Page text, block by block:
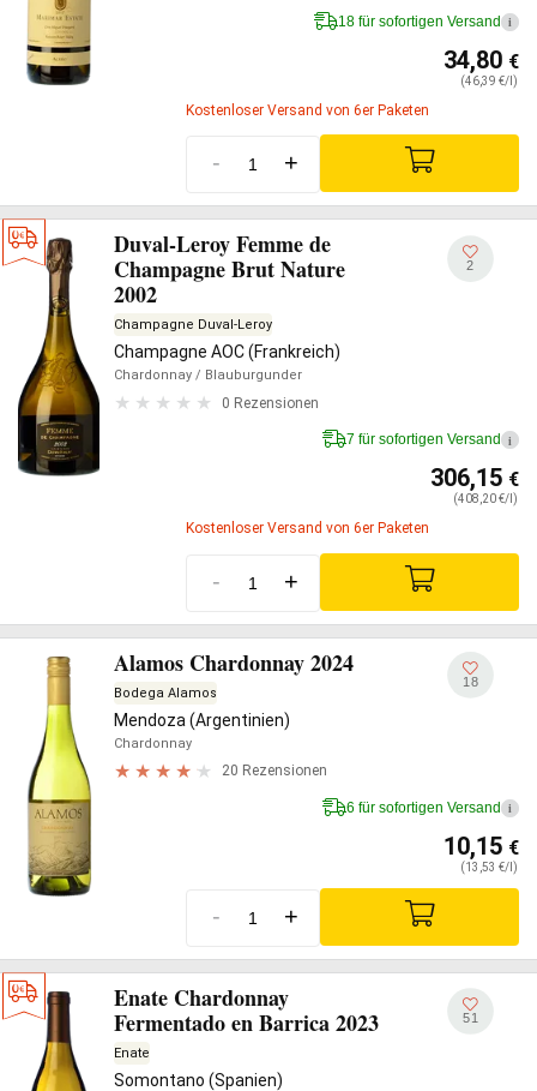
18 für sofortigen Versand i
34,80 €
(46,39 €/l)
Kostenloser Versand von 6er Paketen
- +
Duval-Leroy Femme de
Champagne Brut Nature
2002
Champagne Duval-Leroy
Champagne AOC (Frankreich)
Chardonnay / Blauburgunder
0 Rezensionen
2
7 für sofortigen Versand i
306,15 €
(408,20 €/l)
Kostenloser Versand von 6er Paketen
- +
Alamos Chardonnay 2024
Bodega Alamos
Mendoza (Argentinien)
Chardonnay
20 Rezensionen
18
6 für sofortigen Versand i
10,15 €
(13,53 €/l)
- +
Enate Chardonnay
Fermentado en Barrica 2023
Enate
Somontano (Spanien)
51